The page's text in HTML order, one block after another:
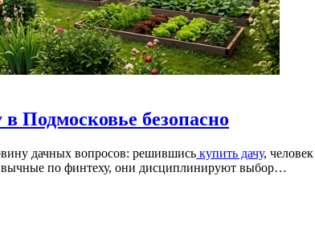
Подмосковье безопасно
дачных вопросов: решившись купить дачу,
по финтеху, они дисциплинируют выбор…